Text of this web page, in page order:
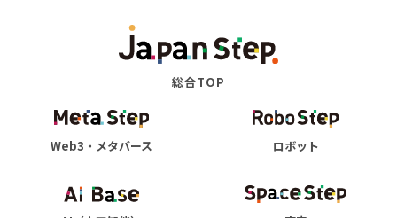
総合TOP
Web3・メタバース ロボット